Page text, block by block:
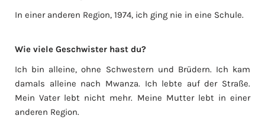
In einer anderen Region, 1974, ich ging nie in eine Schule.
Wie viele Geschwister hast du?
Ich bin alleine, ohne Schwestern und Brüdern. Ich kam
damals alleine nach Mwanza. Ich lebte auf der Straße.
Mein Vater lebt nicht mehr. Meine Mutter lebt in einer
anderen Region.